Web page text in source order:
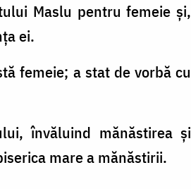
Maslu pentru femeie și,
ei.
femeie; a stat de vorbă cu
învăluind mănăstirea și
mare a mănăstirii.